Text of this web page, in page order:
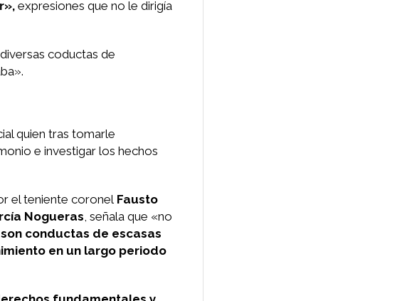
expresiones que no le dirigía
coductas de
quien tras tomarle
e investigar los hechos
el teniente coronel Fausto
Nogueras, señala que «no
son conductas de escasas
en un largo periodo